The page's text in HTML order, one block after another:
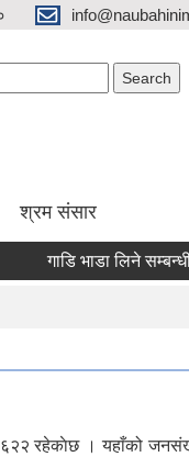
श्रम संसार
गाडि भाडा लिने सम्बन्धी
६२२ रहेकाेछ । यहाँको